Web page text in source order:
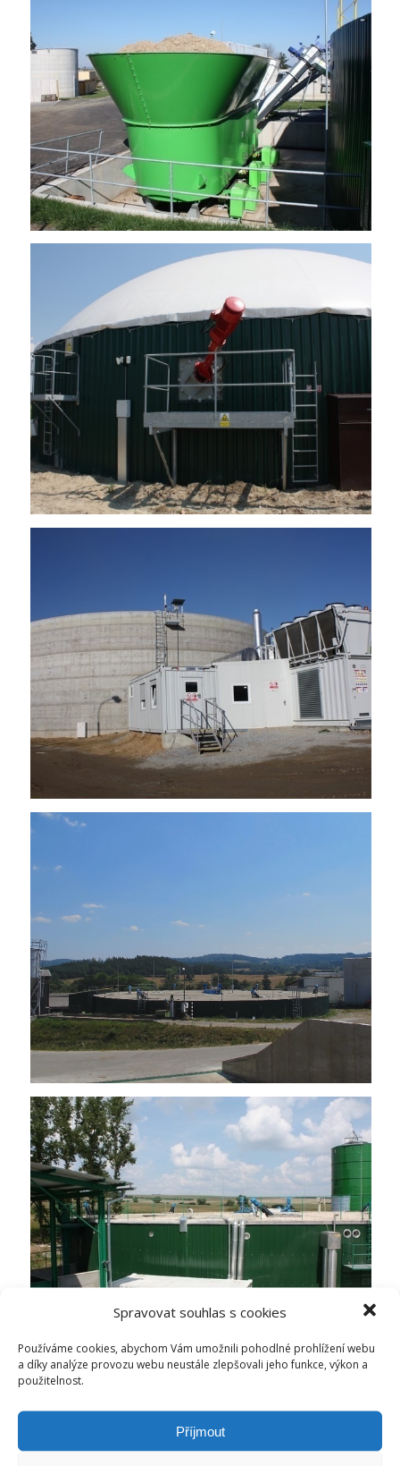
Spravovat souhlas s cookies
Používáme cookies, abychom Vám umožnili pohodlné prohlížení webu
a díky analýze provozu webu neustále zlepšovali jeho funkce, výkon a
použitelnost.
Příjmout